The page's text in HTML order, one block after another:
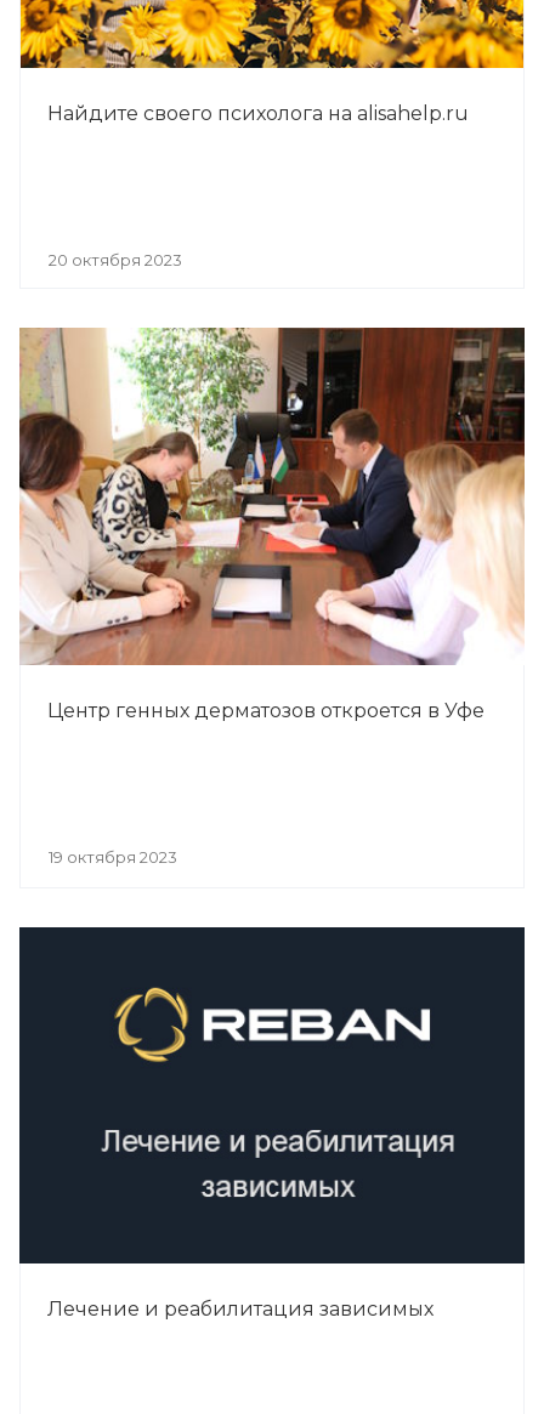
Найдите своего психолога на alisahelp.ru
20 октября 2023
Центр генных дерматозов откроется в Уфе
19 октября 2023
Лечение и реабилитация зависимых